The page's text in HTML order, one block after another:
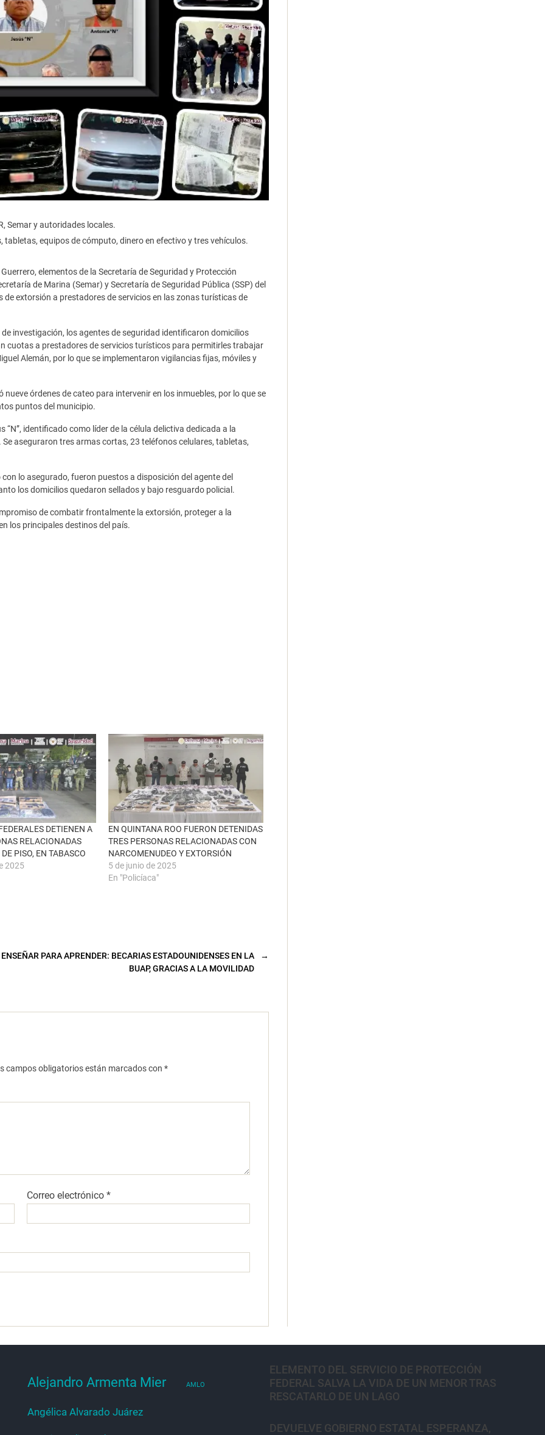
Semar y autoridades locales.
equipos de cómputo, dinero en efectivo y tres vehículos.
elementos de la Secretaría de Seguridad y Protección
de Marina (Semar) y Secretaría de Seguridad Pública (SSP) del
extorsión a prestadores de servicios en las zonas turísticas de
investigación, los agentes de seguridad identificaron domicilios
cuotas a prestadores de servicios turísticos para permitirles trabajar
Alemán, por lo que se implementaron vigilancias fijas, móviles y
órdenes de cateo para intervenir en los inmuebles, por lo que se
puntos del municipio.
identificado como líder de la célula delictiva dedicada a la
aseguraron tres armas cortas, 23 teléfonos celulares, tabletas,
lo asegurado, fueron puestos a disposición del agente del
los domicilios quedaron sellados y bajo resguardo policial.
de combatir frontalmente la extorsión, proteger a la
los principales destinos del país.
DETIENEN A
RELACIONADAS
PISO, EN TABASCO
2025
EN QUINTANA ROO FUERON DETENIDAS
TRES PERSONAS RELACIONADAS CON
NARCOMENUDEO Y EXTORSIÓN
5 de junio de 2025
En "Policíaca"
→
ENSEÑAR PARA APRENDER: BECARIAS ESTADOUNIDENSES EN LA
BUAP, GRACIAS A LA MOVILIDAD
campos obligatorios están marcados con *
Correo electrónico*
Alejandro Armenta Mier AMLO
Angélica Alvarado Juárez
ELEMENTO DEL SERVICIO DE PROTECCIÓN
FEDERAL SALVA LA VIDA DE UN MENOR TRAS
RESCATARLO DE UN LAGO
DEVUELVE GOBIERNO ESTATAL ESPERANZA,